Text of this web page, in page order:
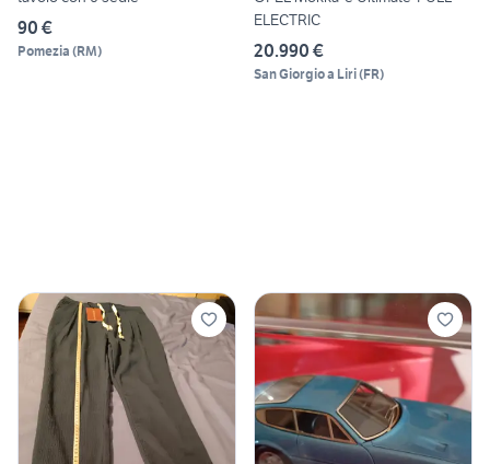
90 €
Pomezia (RM)
ELECTRIC
20.990 €
San Giorgio a Liri(FR)